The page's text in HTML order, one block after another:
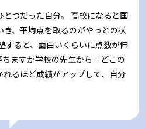
つだった自分。 高校になると国
、平均点を取るのがやっとの状
すると、面白いくらいに点数が伸
ますが学校の先生から「どこの
るほど成績がアップして、自分